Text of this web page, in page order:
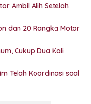
Ambil Alih Setelah
dan 20 Rangka Motor
Cukup Dua Kali
Telah Koordinasi soal